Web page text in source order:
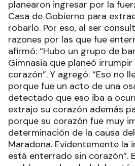
planearon ingresar por la
Casa de Gobierno para
robarlo. Por eso, al ser
razones por las que fue
afirmó: “Hubo un grupo de
Gimnasia que planeó
corazón”. Y agregó: “Eso no
porque fue un acto de una
detectado que eso iba a
extrajo su corazón además
porque su corazón fue muy
determinación de la causa
Maradona. Evidentemente la
está enterrado sin corazón”.